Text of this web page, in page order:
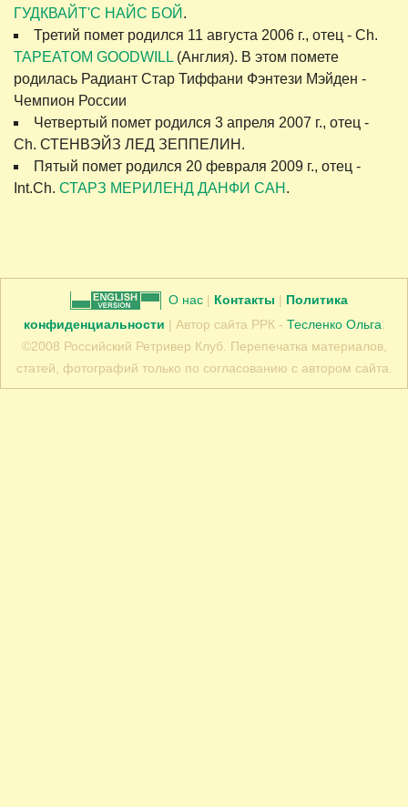
ГУДКВАЙТ'С НАЙС БОЙ .
Третий помет родился 11 августа 2006 г., отец - Ch.
TAPEATOM GOODWILL (Англия). В этом помете
родилась Радиант Стар Тиффани Фэнтези Мэйден -
Чемпион России
Четвертый помет родился 3 апреля 2007 г., отец -
Сh. СТЕНВЭЙЗ ЛЕД ЗЕППЕЛИН.
Пятый помет родился 20 февраля 2009 г., отец -
Int.Ch. СТАРЗ МЕРИЛЕНД ДАНФИ САН .
О нас | Контакты | Политика
конфиденциальности | Автор сайта РРК - Тесленко Ольга
©2008 Российский Ретривер Клуб. Перепечатка материалов,
статей, фотографий только по согласованию с автором сайта.